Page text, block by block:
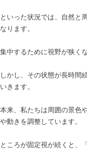
といった状況では、自然と
なります。
集中するために視野が狭く
しかし、その状態が長時間
いきます。
本来、私たちは周囲の景色
や動きを調整しています。
ところが固定視が続くと、